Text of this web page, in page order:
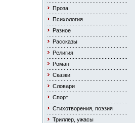
Проза
Психология
Разное
Рассказы
Религия
Роман
Сказки
Словари
Спорт
Стихотворения, поэзия
Триллер, ужасы